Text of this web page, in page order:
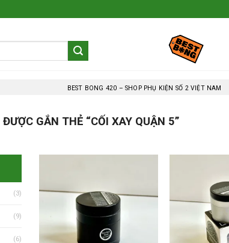
BEST BONG 420 – SHOP PHỤ KIỆN SỐ 2 VIỆT NAM
GẮN THẺ “CỐI XAY QUẬN 5”
(3)
(9)
(6)